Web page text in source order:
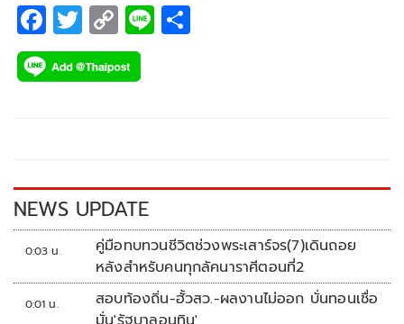
F
ac
e
k
T
wi
tt
C
o
p
k
Li
NEWS UPDATE
0:03 น.
คู่มือทบทวนชีวิตช่วงพระเสาร์จร(7)เดินถอย
หลังสำหรับคนทุกลัคนาราศีตอนที่2
0:01 น.
สอบท้องถิ่น-ฮั้วสว.-ผลงานไม่ออก บั่นทอนเชื่อ